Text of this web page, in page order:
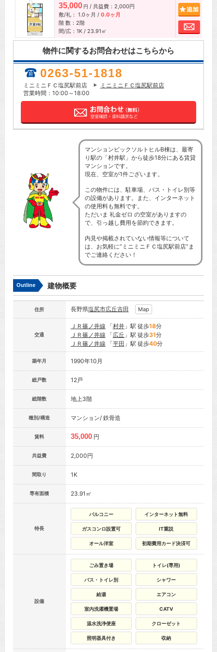
35,000 円 / 共益費：2,000円
敷/礼： 1.0ヶ月 / 0.0ヶ月
階 数：2階
間/広：1K / 23.91㎡
お問
物件に関するお問合わせはこちらから
0263-51-1818
ミニミニＦＣ塩尻駅前店
ミニミニＦＣ塩尻駅前店
営業時間：10:00～18:00
マンションビックソルトヒルB棟は、最寄
り駅の「村井駅」から徒歩18分にある賃貸
マンションです。
現在、空室が1件ございます。
この物件には、駐車場、バス・トイレ別等
の設備があります。また、インターネット
の使用料も無料です。
ただいま 礼金ゼロ の空室がありますの
で、引っ越し費用を節約できます。
内見や掲載されていない情報等について
は、お気軽に”ミニミニＦＣ塩尻駅前店”ま
でご連絡ください！
Outline 建物概要
住所 長野県塩尻市広丘吉田 Map
交通
ＪＲ篠ノ井線 「村井」駅 徒歩18分
ＪＲ篠ノ井線 「広丘 」駅 徒歩31分
ＪＲ篠ノ井線 「平田 」駅 徒歩40分
築年月 1990年10月
総戸数 12戸
総階数 地上3階
種別/構造 マンション/ 鉄骨造
賃料 35,000 円
共益費 2,000円
間取り 1K
専有面積 23.91㎡
特長
バルコニー インターネット無料
ガスコンロ設置可 IT重説
オール洋室 初期費用カード決済可
設備
ごみ置き場 トイレ(専用)
バス・トイレ別 シャワー
給湯 エアコン
室内洗濯機置場 CATV
温水洗浄便座 クローゼット
照明器具付き 収納